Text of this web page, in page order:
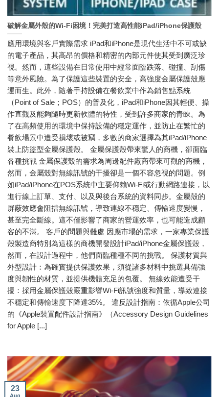
破解金屬外殼的Wi-Fi困境！完美打造高性能iPad/iPhone保護殼
應用環境與客戶實際需求 iPad和iPhone是現代生活中不可或缺
的電子產品，其高昂的價格和精密的內部元件使其受到廣泛珍
視。然而，這些設備在日常使用中經常面臨跌落、碰撞、刮傷
等意外風險。為了保護這些裝置的安全，高強度金屬保護殼應
運而生。此外，隨著手持設備在餐飲業中作為銷售點系統
（Point of Sale；POS）的普及化，iPad和iPhone因其輕便、操
作直觀及能夠隨時更新軟體的特性，受到許多商家的青睞。為
了在高頻使用的環境中保持設備的穩定運作，並防止在繁忙的
餐飲場景中遭受損壞或被竊，多數的商家選擇為其iPad/iPhone
裝上防盜型金屬保護殼。 金屬保護殼帶來驚人的商機，卻面臨
各種挑戰 金屬保護殼的需求為周邊配件廠商帶來可觀的商機，
然而，金屬殼對無線訊號的干擾卻是一個不容忽視的問題。例
如iPad/iPhone在POS系統中主要仰賴Wi-Fi或行動網路連接，以
進行線上訂單、支付、以及與後台系統的資料同步。金屬殼的
屏蔽效應會阻擋無線訊號，導致連線不穩定、傳輸速度變慢，
甚至完全斷線。這不僅影響了商家的營運效率，也可能造成顧
客的不滿。 客戶的問題與難處 因應市場的需求，一家專業保護
殼製造商特別為這樣的商機開發設計iPad/iPhone金屬保護殼，
然而，在設計過程中，他們面臨種種不同的挑戰。 保護材質與
外型設計：為確實提供保護效果，須從諸多材料中挑選具備強
度與韌性的材質，並提供機體充足的包覆。 無線效能遭受干
擾：採用金屬保護殼嚴重影響Wi-Fi訊號強度和質量，導致連接
不穩定和傳輸速度下降達35%。 違反設計指南：依循Apple公司
的《Apple裝置配件設計指南》（Accessory Design Guidelines
for Apple [...]
23
Aug